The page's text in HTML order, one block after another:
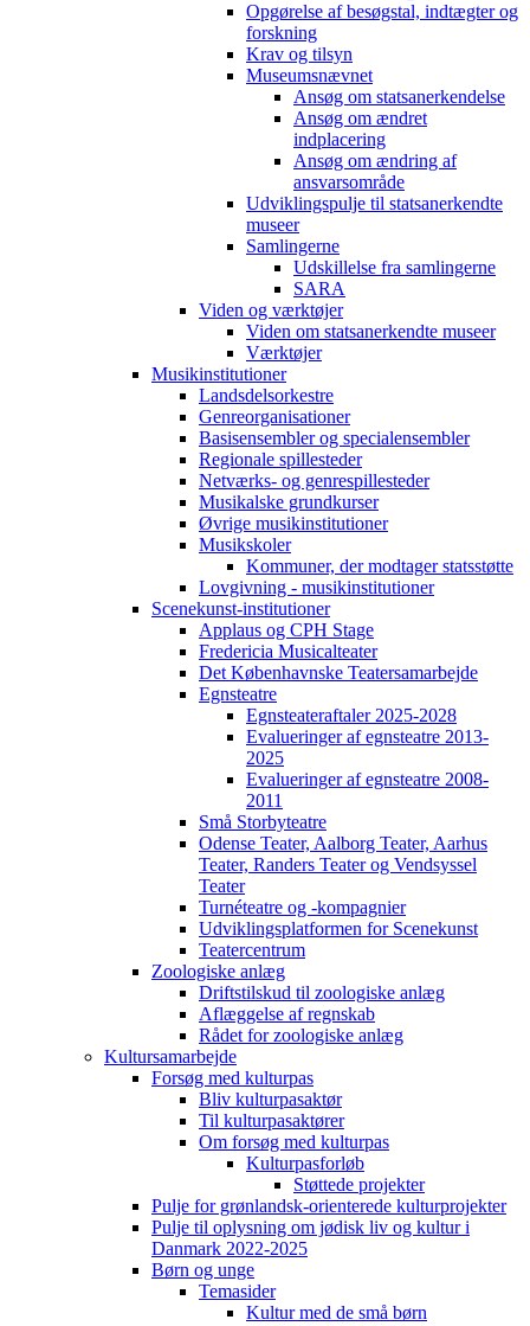
Opgørelse af besøgstal, indtægter og
forskning
Krav og tilsyn
Museumsnævnet
Ansøg om statsanerkendelse
Ansøg om ændret
indplacering
Ansøg om ændring af
ansvarsområde
Udviklingspulje til statsanerkendte
museer
Samlingerne
Udskillelse fra samlingerne
SARA
Viden og værktøjer
Viden om statsanerkendte museer
Værktøjer
Musikinstitutioner
Landsdelsorkestre
Genreorganisationer
Basisensembler og specialensembler
Regionale spillesteder
Netværks- og genrespillesteder
Musikalske grundkurser
Øvrige musikinstitutioner
Musikskoler
Kommuner, der modtager statsstøtte
Lovgivning - musikinstitutioner
Scenekunst-institutioner
Applaus og CPH Stage
Fredericia Musicalteater
Det Københavnske Teatersamarbejde
Egnsteatre
Egnsteateraftaler 2025-2028
Evalueringer af egnsteatre 2013-
2025
Evalueringer af egnsteatre 2008-
2011
Små Storbyteatre
Odense Teater, Aalborg Teater, Aarhus
Teater, Randers Teater og Vendsyssel
Teater
Turnéteatre og -kompagnier
Udviklingsplatformen for Scenekunst
Teatercentrum
Zoologiske anlæg
Driftstilskud til zoologiske anlæg
Aflæggelse af regnskab
Rådet for zoologiske anlæg
Kultursamarbejde
Forsøg med kulturpas
Bliv kulturpasaktør
Til kulturpasaktører
Om forsøg med kulturpas
Kulturpasforløb
Støttede projekter
Pulje for grønlandsk-orienterede kulturprojekter
Pulje til oplysning om jødisk liv og kultur i
Danmark 2022-2025
Børn og unge
Temasider
Kultur med de små børn